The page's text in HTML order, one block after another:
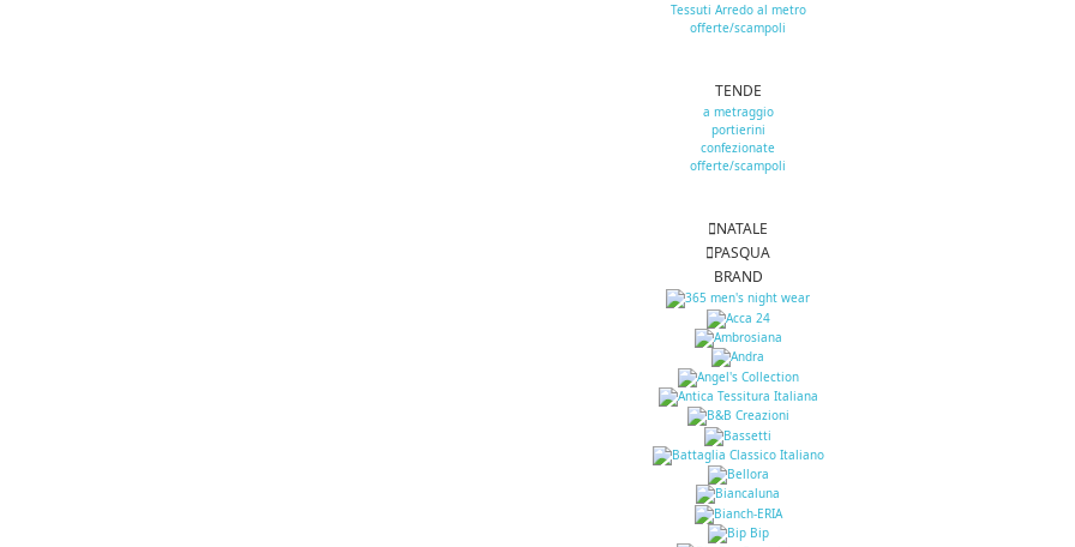
Tessuti Arredo al metro
offerte/scampoli
TENDE
a metraggio
portierini
confezionate
offerte/scampoli
NATALE
PASQUA
BRAND